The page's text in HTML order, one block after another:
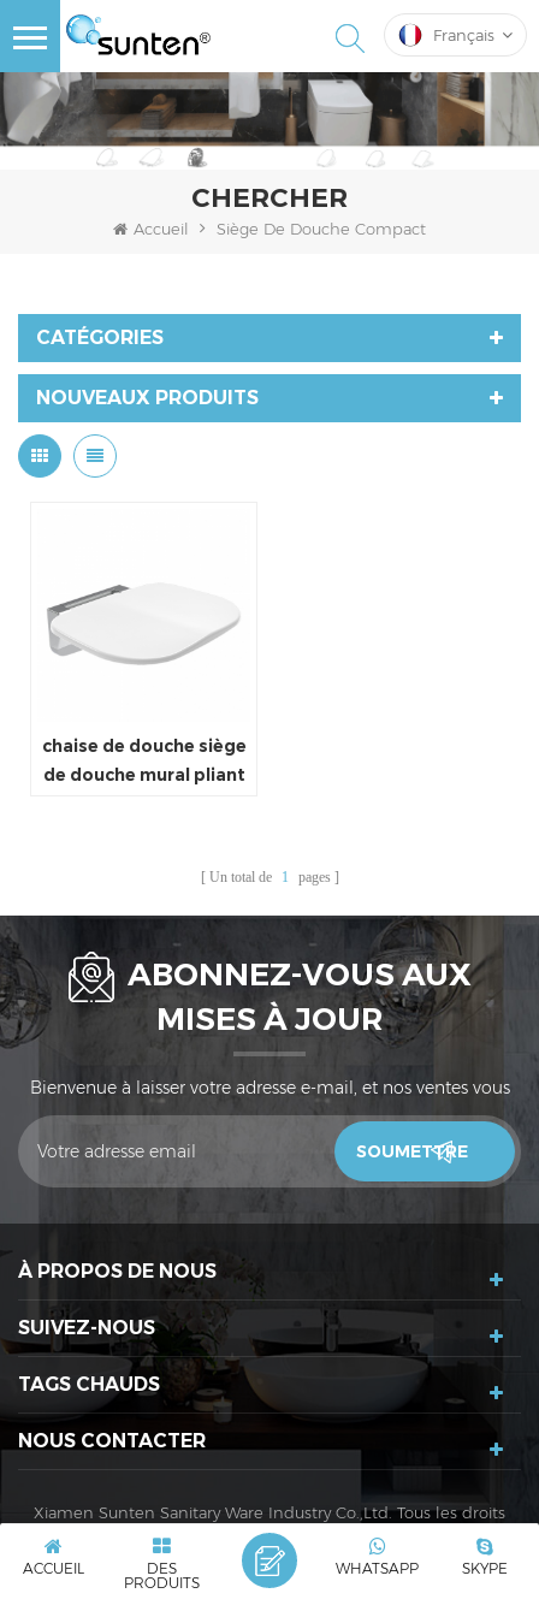
Français
CHERCHER
Accueil Siège De Douche Compact
CATÉGORIES
NOUVEAUX PRODUITS
chaise de douche siège
de douche mural pliant
Un total de 1 pages
ABONNEZ-VOUS AUX
MISES À JOUR
Bienvenue à laisser votre adresse e-mail, et nos ventes vous
contacteront dans les 24 heures. Merci!
À PROPOS DE NOUS
SUIVEZ-NOUS
TAGS CHAUDS
NOUS CONTACTER
Xiamen Sunten Sanitary Ware Industry Co.,Ltd. Tous les droits
sont réservés. |
|Politique de confidentialité
IPv6 Réseau IPv6 pris en charge
ACCUEIL
DES
PRODUITS
SKYPE
WHATSAPP